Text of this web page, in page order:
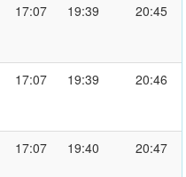
17:07 19:39 20:45
17:07 19:39 20:46
17:07 19:40 20:47